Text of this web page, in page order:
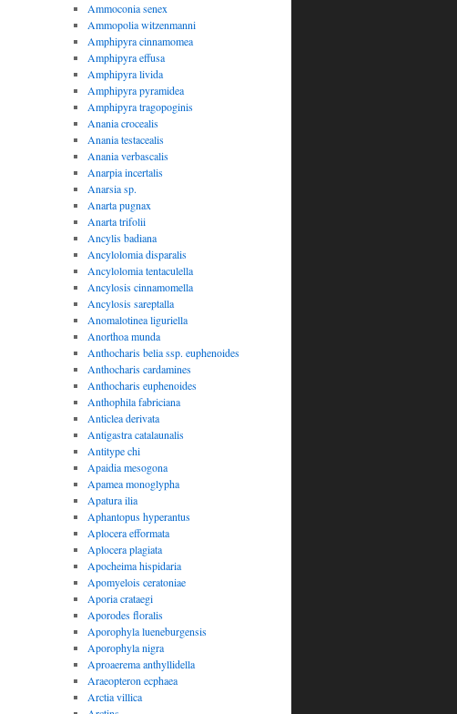
Ammoconia senex
Ammopolia witzenmanni
Amphipyra cinnamomea
Amphipyra effusa
Amphipyra livida
Amphipyra pyramidea
Amphipyra tragopoginis
Anania crocealis
Anania testacealis
Anania verbascalis
Anarpia incertalis
Anarsia sp.
Anarta pugnax
Anarta trifolii
Ancylis badiana
Ancylolomia disparalis
Ancylolomia tentaculella
Ancylosis cinnamomella
Ancylosis sareptalla
Anomalotinea liguriella
Anorthoa munda
Anthocharis belia ssp. euphenoides
Anthocharis cardamines
Anthocharis euphenoides
Anthophila fabriciana
Anticlea derivata
Antigastra catalaunalis
Antitype chi
Apaidia mesogona
Apamea monoglypha
Apatura ilia
Aphantopus hyperantus
Aplocera efformata
Aplocera plagiata
Apocheima hispidaria
Apomyelois ceratoniae
Aporia crataegi
Aporodes floralis
Aporophyla lueneburgensis
Aporophyla nigra
Aproaerema anthyllidella
Araeopteron ecphaea
Arctia villica